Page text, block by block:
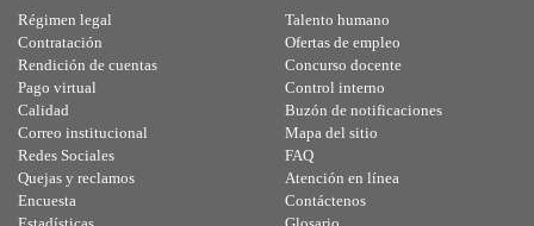
Régimen legal
Contratación
Rendición de cuentas
Pago virtual
Calidad
Talento humano
Ofertas de empleo
Concurso docente
Control interno
Buzón de notificaciones
Correo institucional
Redes Sociales
Quejas y reclamos
Encuesta
Mapa del sitio
FAQ
Atención en línea
Contáctenos